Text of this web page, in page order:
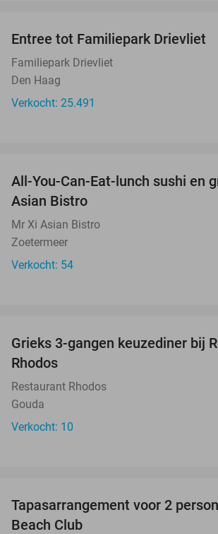
Entree tot Familiepark Drievliet
Familiepark Drievliet
Den Haag
Verkocht: 25.491
All-You-Can-Eat-lunch sushi en
Asian Bistro
Mr Xi Asian Bistro
Zoetermeer
Verkocht: 54
Grieks 3-gangen keuzediner bij
Rhodos
Restaurant Rhodos
Gouda
Verkocht: 10
Tapasarrangement voor 2
Beach Club